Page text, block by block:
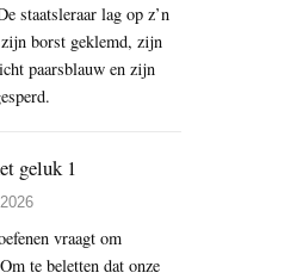
staatsleraar lag op z’n
borst geklemd, zijn
paarsblauw en zijn
geluk 1
vraagt om
te beletten dat onze